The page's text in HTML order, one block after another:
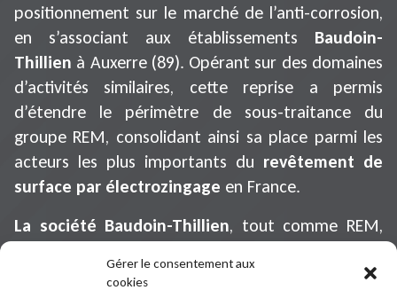
Gérer le consentement aux
cookies
positionnement sur le marché de l’anti-corrosion,
en s’associant aux établissements Baudoin-
Thillien à Auxerre (89). Opérant sur des domaines
d’activités similaires, cette reprise a permis
d’étendre le périmètre de sous-traitance du
groupe REM, consolidant ainsi sa place parmi les
acteurs les plus importants du revêtement de
surface par électrozingage en France.
La société Baudoin-Thillien, tout comme REM,
anti-corrosion. Son expertise se concentre sur le